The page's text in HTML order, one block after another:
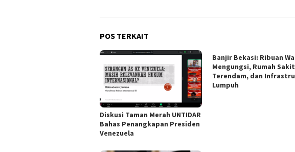
POS TERKAIT
Diskusi Taman Merah UNTIDAR
Bahas Penangkapan Presiden
Venezuela
Banjir Bekasi: Ribuan
Mengungsi, Rumah Sakit
Terendam, dan
Lumpuh